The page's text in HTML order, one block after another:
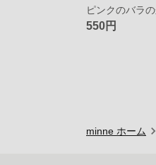
550円
minne ホーム